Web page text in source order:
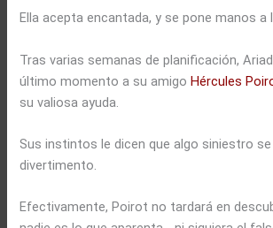
Ella acepta encantada, y se pone manos a
Tras varias semanas de planificación,
último momento a su amigoHércules
su valiosa ayuda.
Sus instintos le dicen que algo siniestro
divertimento.
Efectivamente, Poirot no tardará en